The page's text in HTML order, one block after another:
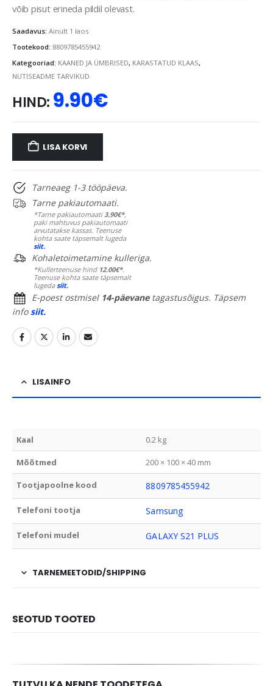
võib pisut erineda pildil olevast.
Saadavus: Ainult 1 laos
Tootekood: 8809785455942
Kategooriad: KAANED JA ÜMBRISED, KARASTATUD KLAAS,
NUTISEADME TARVIKUD
HIND: 9.90€
LISA KORVI
Tarneaeg 1-3 tööpäeva.
Tarne pakiautomaati.
*Tarne pakiautomaati 3.90€*,
paki mahtuvus pakiautomaati
arvutatakse kassas. Teenuse
kohta saate täpsemalt lugeda
siit.
Kohaletoimetamine kulleriga.
*Kullerteenuse hind 12.00€*.
Teenuse kohta saate täpsemalt
lugedasiit.
E-poest ostmisel 14-päevanetagastusõigus. Täpsem
infosiit.
LISAINFO
Kaal 0.2 kg
Mõõtmed 200 × 100 × 40 mm
Tootjapoolne kood 8809785455942
Telefoni tootja Samsung
Telefoni mudel GALAXY S21 PLUS
TARNEMEETODID/SHIPPING
SEOTUD TOOTED